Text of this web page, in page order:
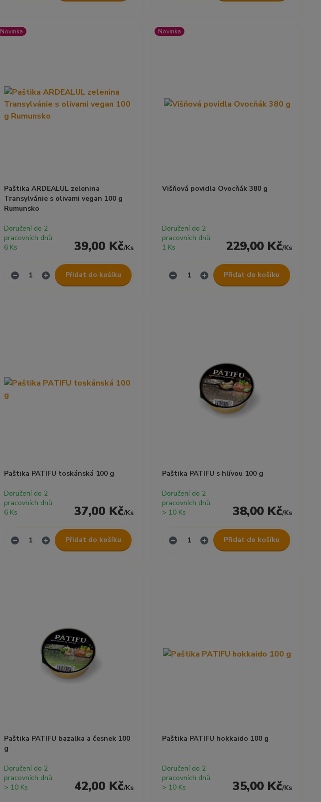
Novinka
Paštika ARDEALUL zelenina
Transylvánie s olivami vegan 100 g
Rumunsko
39,00 Kč/Ks
Doručení do 2
pracovních dnů.
6 Ks
Přidat do košíku
Novinka
Višňová povidla Ovocňák 380 g
229,00 Kč/Ks
Doručení do 2
pracovních dnů.
1 Ks
Přidat do košíku
Paštika PATIFU toskánská 100 g
37,00 Kč/Ks
Doručení do 2
pracovních dnů.
6 Ks
Přidat do košíku
Paštika PATIFU s hlívou 100 g
38,00 Kč/Ks
Doručení do 2
pracovních dnů.
> 10 Ks
Přidat do košíku
Paštika PATIFU bazalka a česnek 100
g
42,00 Kč/Ks
Doručení do 2
pracovních dnů.
> 10 Ks
Paštika PATIFU hokkaido 100 g
35,00 Kč/Ks
Doručení do 2
pracovních dnů.
> 10 Ks